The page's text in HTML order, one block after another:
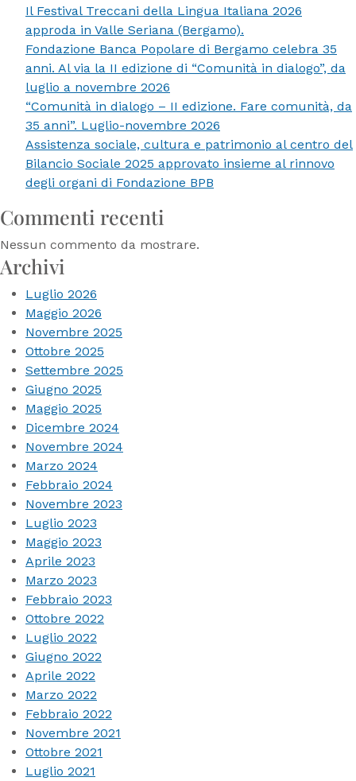
ai
Cre
per
Il Festival Treccani della Lingua Italiana 2026
approda in Valle Seriana (Bergamo).
Fondazione Banca Popolare di Bergamo celebra 35
anni. Al via la II edizione di “Comunità in dialogo”, da
luglio a novembre 2026
“Comunità in dialogo – II edizione. Fare comunità, da
35 anni”. Luglio-novembre 2026
Assistenza sociale, cultura e patrimonio al centro del
Bilancio Sociale 2025 approvato insieme al rinnovo
degli organi di Fondazione BPB
Commenti recenti
Nessun commento da mostrare.
Archivi
Luglio 2026
Maggio 2026
Novembre 2025
Ottobre 2025
Settembre 2025
Giugno 2025
Maggio 2025
Dicembre 2024
Novembre 2024
Marzo 2024
Febbraio 2024
Novembre 2023
Luglio 2023
Maggio 2023
Aprile 2023
Marzo 2023
Febbraio 2023
Ottobre 2022
Luglio 2022
Giugno 2022
Aprile 2022
Marzo 2022
Febbraio 2022
Novembre 2021
Ottobre 2021
Luglio 2021